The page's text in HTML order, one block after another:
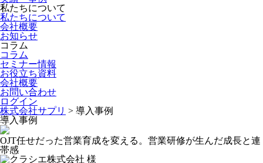
私たちについて
私たちについて
会社概要
お知らせ
コラム
コラム
セミナー情報
お役立ち資料
会社概要
お問い合わせ
ログイン
株式会社サプリ > 導入事例
導入事例
OJT任せだった営業育成を変える。営業研修が生んだ成長と連
帯感